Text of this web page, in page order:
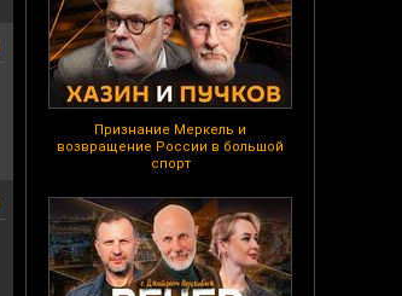
Признание Меркель и
возвращение России в большой
спорт